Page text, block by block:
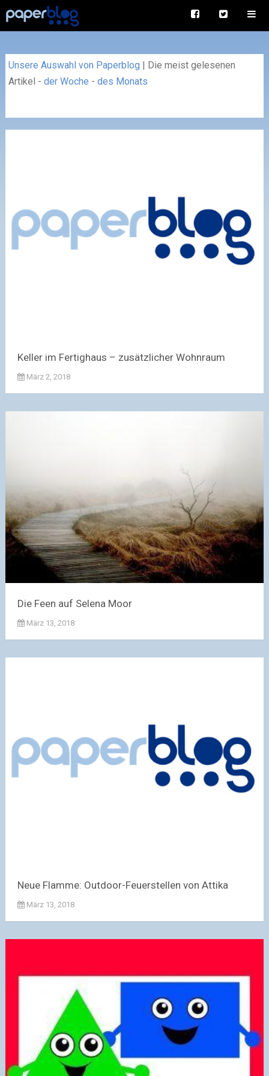
Unsere Auswahl von Paperblog | Die meist gelesenen
Artikel - der Woche - des Monats
Keller im Fertighaus – zusätzlicher Wohnraum
März 2, 2018
Die Feen auf Selena Moor
März 13, 2018
Neue Flamme: Outdoor-Feuerstellen von Attika
März 13, 2018